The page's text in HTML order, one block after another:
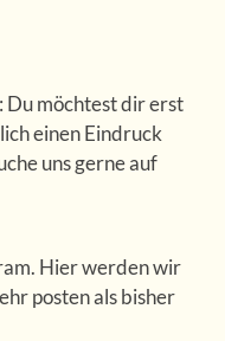
Du möchtest dir erst
einen Eindruck
uns gerne auf
Hier werden wir
posten als bisher